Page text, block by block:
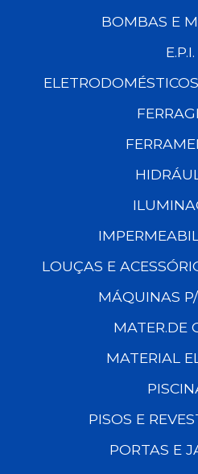
BOMBAS E
E.P.I.
LOUÇAS E
MÁQUINAS
MATER.DE
MATERIAL
PISOS E
PORTAS E